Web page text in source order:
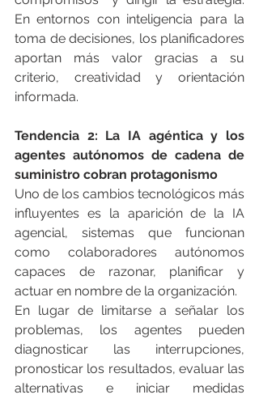
En entornos con inteligencia para la
toma de decisiones, los planificadores
aportan más valor gracias a su
criterio, creatividad y orientación
informada.
Tendencia 2: La IA agéntica y los
agentes autónomos de cadena de
suministro cobran protagonismo
Uno de los cambios tecnológicos más
influyentes es la aparición de la IA
agencial, sistemas que funcionan
como colaboradores autónomos
capaces de razonar, planificar y
actuar en nombre de la organización.
En lugar de limitarse a señalar los
problemas, los agentes pueden
diagnosticar las interrupciones,
pronosticar los resultados, evaluar las
alternativas e iniciar medidas